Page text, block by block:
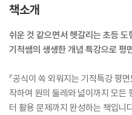
책소개
쉬운 것 같으면서 헷갈리는 초등 도
기적쌤의 생생한 개념 특강으로 평
『공식이 쏙 외워지는 기적특강 평
작하여 원의 둘레와 넓이까지 모든
터 활용 문제까지 완성하는 책입니